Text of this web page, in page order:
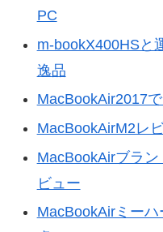
PC
m-bookX400HSと
逸品
MacBookAir2017
MacBookAirM2レ
MacBookAirブラ
ビュー
MacBookAirミー